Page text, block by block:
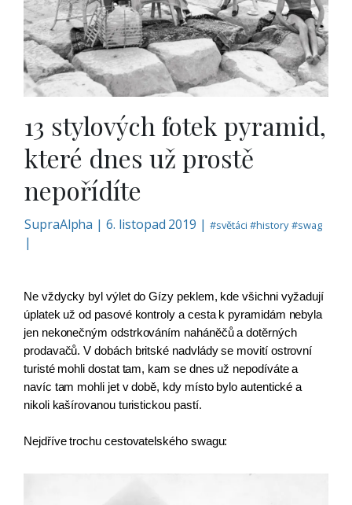
13 stylových fotek pyramid,
které dnes už prostě
nepořídíte
SupraAlpha |6. listopad 2019 | #světáci #history #swag
|
Ne vždycky byl výlet do Gízy peklem, kde všichni vyžadují
úplatek už od pasové kontroly a cesta k pyramidám nebyla
jen nekonečným odstrkováním naháněčů a dotěrných
prodavačů. V dobách britské nadvlády se movití ostrovní
turisté mohli dostat tam, kam se dnes už nepodíváte a
navíc tam mohli jet v době, kdy místo bylo autentické a
nikoli kašírovanou turistickou pastí.
Nejdříve trochu cestovatelského swagu: